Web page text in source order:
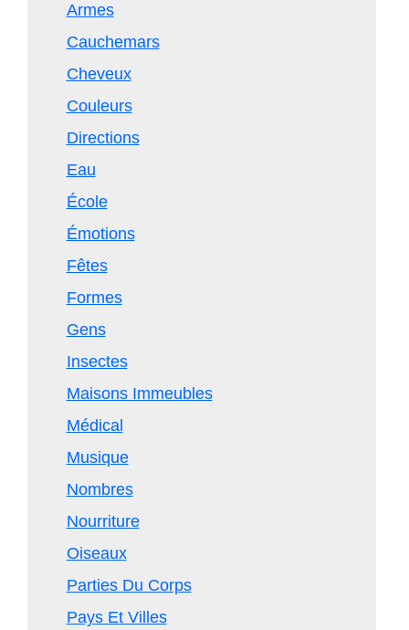
Armes
Cauchemars
Cheveux
Couleurs
Directions
Eau
École
Émotions
Fêtes
Formes
Gens
Insectes
Maisons Immeubles
Médical
Musique
Nombres
Nourriture
Oiseaux
Parties Du Corps
Pays Et Villes